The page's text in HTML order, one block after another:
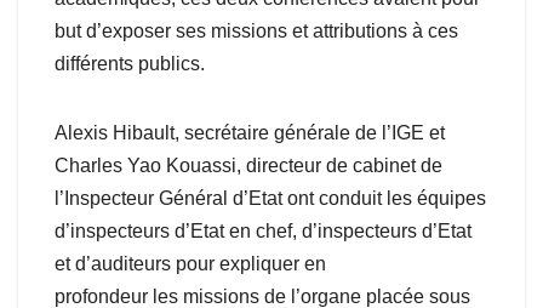
but d’exposer ses missions et attributions à ces
différents publics.
Alexis Hibault, secrétaire générale de l’IGE et
Charles Yao Kouassi, directeur de cabinet de
l’Inspecteur Général d’Etat ont conduit les équipes
d’inspecteurs d’Etat en chef, d’inspecteurs d’Etat
et d’auditeurs pour expliquer en
profondeur les missions de l’organe placée sous